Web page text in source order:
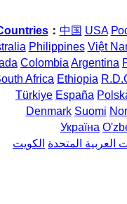
： 中国 USA
Philippines Việt
Colombia Argentina
Africa Ethiopia
Türkiye España
Denmark Suomi
Україна
العربية المتحدة الكويت